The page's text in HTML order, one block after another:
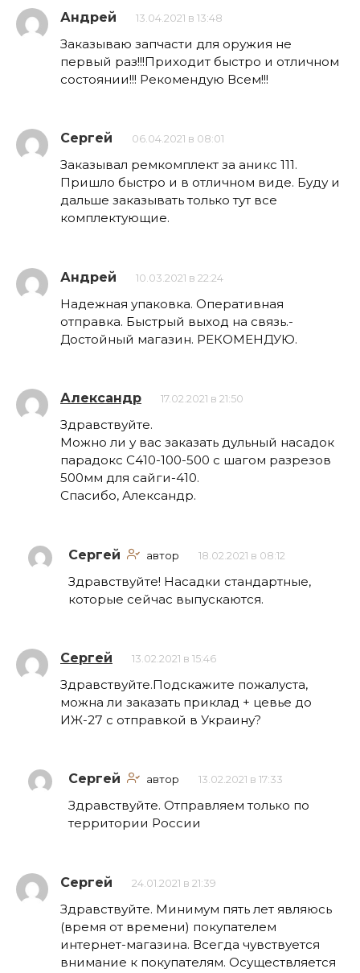
Андрей 13.04.2021 в 13:48
Заказываю запчасти для оружия не
первый раз!!!Приходит быстро и отличном
состоянии!!! Рекомендую Всем!!!
Сергей 06.04.2021 в 08:01
Заказывал ремкомплект за аникс 111.
Пришло быстро и в отличном виде. Буду и
дальше заказывать только тут все
комплектующие.
Андрей 10.03.2021 в 22:24
Надежная упаковка. Оперативная
отправка. Быстрый выход на связь.-
Достойный магазин. РЕКОМЕНДУЮ.
Александр 17.02.2021 в 21:50
Здравствуйте.
Можно ли у вас заказать дульный насадок
парадокс С410-100-500 с шагом разрезов
500мм для сайги-410.
Спасибо, Александр.
Сергей автор 18.02.2021 в 08:12
Здравствуйте! Насадки стандартные,
которые сейчас выпускаются.
Сергей 13.02.2021 в 15:46
Здравствуйте.Подскажите пожалуста,
можна ли заказать приклад + цевье до
ИЖ-27 с отправкой в Украину?
Сергей автор 13.02.2021 в 17:33
Здравствуйте. Отправляем только по
территории России
Сергей 24.01.2021 в 21:39
Здравствуйте. Минимум пять лет являюсь
(время от времени) покупателем
интернет-магазина. Всегда чувствуется
внимание к покупателям. Осуществляется